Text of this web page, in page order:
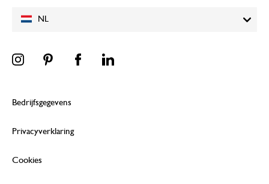
NL
Bedrijfsgegevens
Privacyverklaring
Cookies